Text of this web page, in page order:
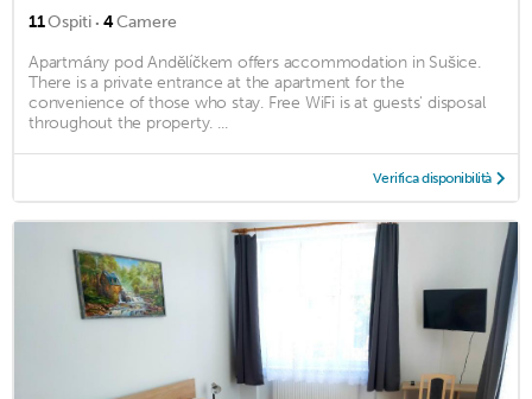
11Ospiti · 4Camere
Apartmány pod Andělíčkem offers accommodation in Sušice.
There is a private entrance at the apartment for the
convenience of those who stay. Free WiFi is at guests' disposal
throughout the property. ...
Verifica disponibilità